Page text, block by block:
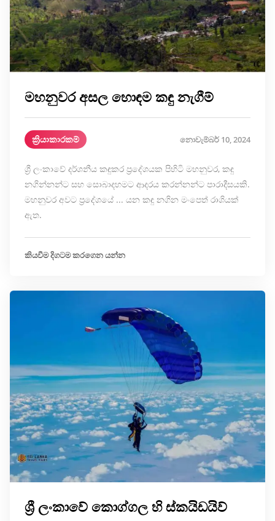
මහනුවර අසල හොඳම කඳු නැගීම්
ක්‍රියාකාරකම් නොවැම්බර් 10, 2024
ශ්‍රී ලංකාවේ දර්ශනීය කඳුකර ප්‍රදේශයක පිහිටි මහනුවර, කඳු
නගින්නන්ට සහ සොබාදහමට ආදරය කරන්නන්ට පාරාදීසයකි.
මහනුවර අවට ප්‍රදේශයේ ... යන කඳු නගින මංපෙත් රාශියක්
ඇත.
කියවීම දිගටම කරගෙන යන්න
ශ්‍රී ලංකාවේ කොග්ගල හි ස්කයිඩයිව්